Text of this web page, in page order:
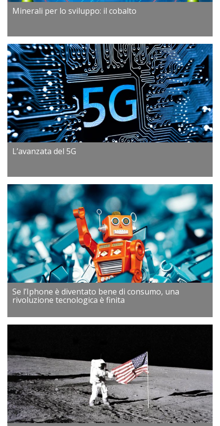
Minerali per lo sviluppo: il cobalto
L’avanzata del 5G
Se l’Iphone è diventato bene di consumo, una
rivoluzione tecnologica è finita